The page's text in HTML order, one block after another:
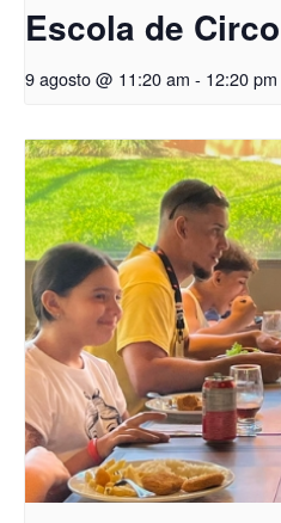
Escola de Circo
9 agosto @ 11:20 am - 12:20 pm